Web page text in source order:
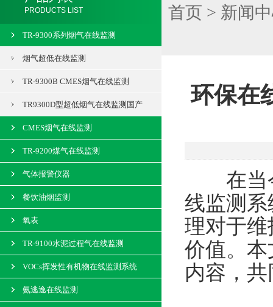
PRODUCTS LIST
TR-9300系列烟气在线监测
烟气超低在线监测
TR-9300B CMES烟气在线监测
TR9300D型超低烟气在线监测国产
CMES烟气在线监测
TR-9200煤气在线监测
气体报警仪器
餐饮油烟监测
氧表
TR-9100水泥过程气在线监测
VOCs挥发性有机物在线监测系统
氨逃逸在线监测
首页 > 新闻
环保在
在当今
线监测
理对于
价值。
内容，